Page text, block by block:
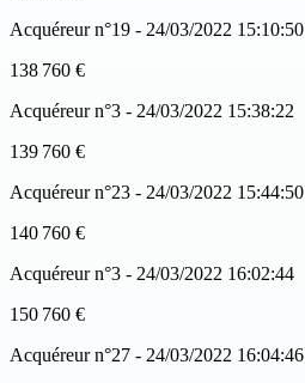
Acquéreur n°19 - 24/03/2022 15:10:50
138 760 €
Acquéreur n°3 - 24/03/2022 15:38:22
139 760 €
Acquéreur n°23 - 24/03/2022 15:44:50
140 760 €
Acquéreur n°3 - 24/03/2022 16:02:44
150 760 €
Acquéreur n°27 - 24/03/2022 16:04:46